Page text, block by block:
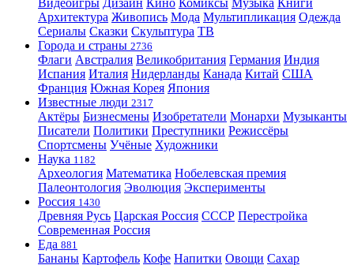
Видеоигры Дизайн Кино Комиксы Музыка Книги
Архитектура Живопись Мода Мультипликация Одежда
Сериалы Сказки Скульптура ТВ
Города и страны 2736
Флаги Австралия Великобритания Германия Индия
Испания Италия Нидерланды Канада Китай США
Франция Южная Корея Япония
Известные люди 2317
Актёры Бизнесмены Изобретатели Монархи Музыканты
Писатели Политики Преступники Режиссёры
Спортсмены Учёные Художники
Наука 1182
Археология Математика Нобелевская премия
Палеонтология Эволюция Эксперименты
Россия 1430
Древняя Русь Царская Россия СССР Перестройка
Современная Россия
Еда 881
Бананы Картофель Кофе Напитки Овощи Сахар